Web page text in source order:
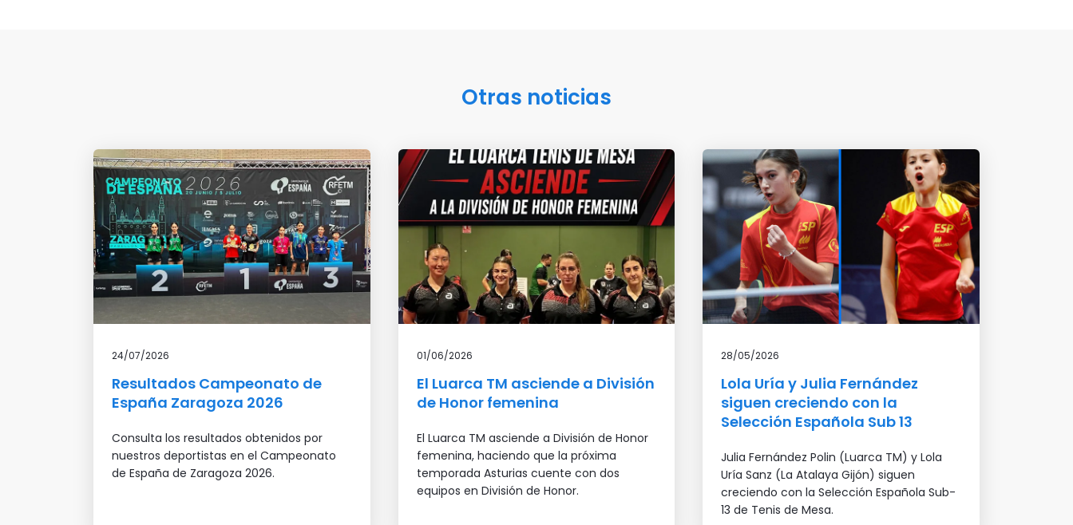
Otras noticias
24/07/2026
Resultados Campeonato de
España Zaragoza 2026
Consulta los resultados obtenidos por
nuestros deportistas en el Campeonato
de España de Zaragoza 2026.
01/06/2026
El Luarca TM asciende a División
de Honor femenina
El Luarca TM asciende a División de Honor
femenina, haciendo que la próxima
temporada Asturias cuente con dos
equipos en División de Honor.
28/05/2026
Lola Uría y Julia Fernández
siguen creciendo con la
Selección Española Sub 13
Julia Fernández Polin (Luarca TM) y Lola
Uría Sanz (La Atalaya Gijón) siguen
creciendo con la Selección Española Sub-
13 de Tenis de Mesa.